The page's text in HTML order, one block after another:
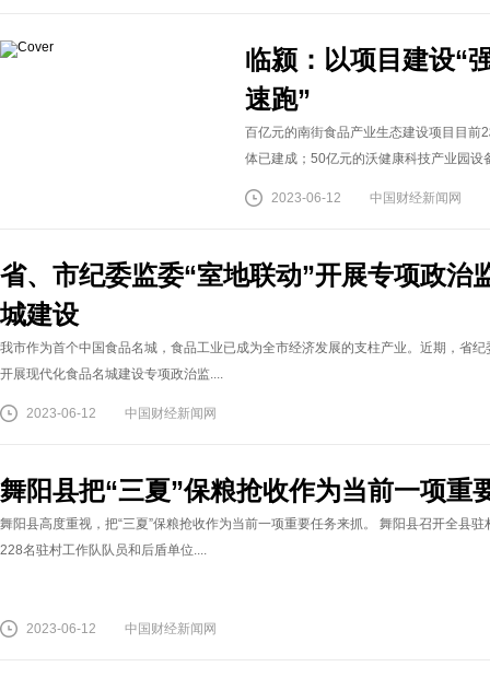
临颍：以项目建设“
速跑”
百亿元的南街食品产业生态建设项目目前
体已建成；50亿元的沃健康科技产业园
2023-06-12 中国财经新闻网
省、市纪委监委“室地联动”开展专项政治
城建设
我市作为首个中国食品名城，食品工业已成为全市经济发展的支柱产业。近期，省
开展现代化食品名城建设专项政治监....
2023-06-12 中国财经新闻网
舞阳县把“三夏”保粮抢收作为当前一项重
舞阳县高度重视，把“三夏”保粮抢收作为当前一项重要任务来抓。 舞阳县召开全县
228名驻村工作队队员和后盾单位....
2023-06-12 中国财经新闻网